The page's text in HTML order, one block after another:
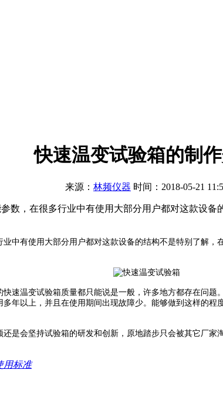
快速温变试验箱的制
来源： 林频仪器 时间：2018-05-21
数，在很多行业中有使用大部分用户都对这款设
中有使用大部分用户都对这款设备的结构不是特别了解
速温变试验箱质量都只能说是一般，许多地方都存在问
年以上，并且在使用期间出现故障少。能够做到这样的
是会坚持试验箱的研发和创新，原地踏步只会被其它厂
用标准